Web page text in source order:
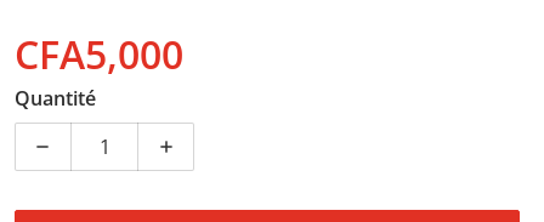
CFA5,000
Quantité
Diminuer la quantité pour Bracelet de remplacement
Augmenter la quantité pour Bracelet de